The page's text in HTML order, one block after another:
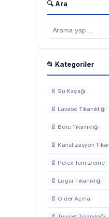
🔍 Ara
📂 Kategoriler
📄 Su Kaçağı
📄 Lavabo Tıkanıklığı
📄 Boru Tıkanıklığı
📄 Kanalizasyon
📄 Petek Temizleme
📄 Logar Tıkanıklığı
📄 Gider Açma